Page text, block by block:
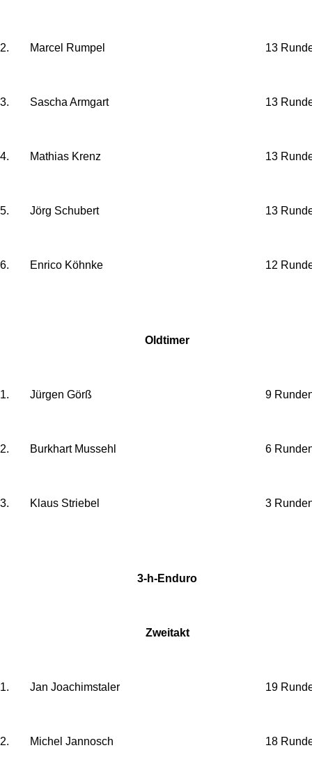
2. Marcel Rumpel 13
3. Sascha Armgart 13
4. Mathias Krenz 13
5. Jörg Schubert 13
6. Enrico Köhnke 12
Oldtimer
1. Jürgen Görß 9
2. Burkhart Mussehl 6
3. Klaus Striebel 3
3-h-Enduro
Zweitakt
1. Jan Joachimstaler 19
2. Michel Jannosch 18